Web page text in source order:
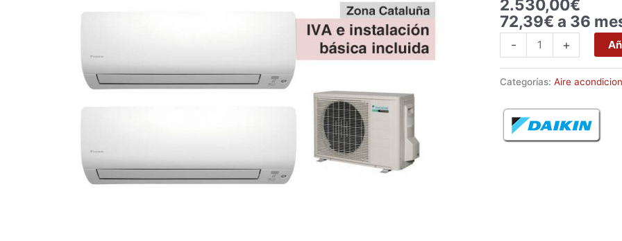
2.530,00€
72,39€ a 36
-
FTXS25K
cantidad
+
Categorías: Aire